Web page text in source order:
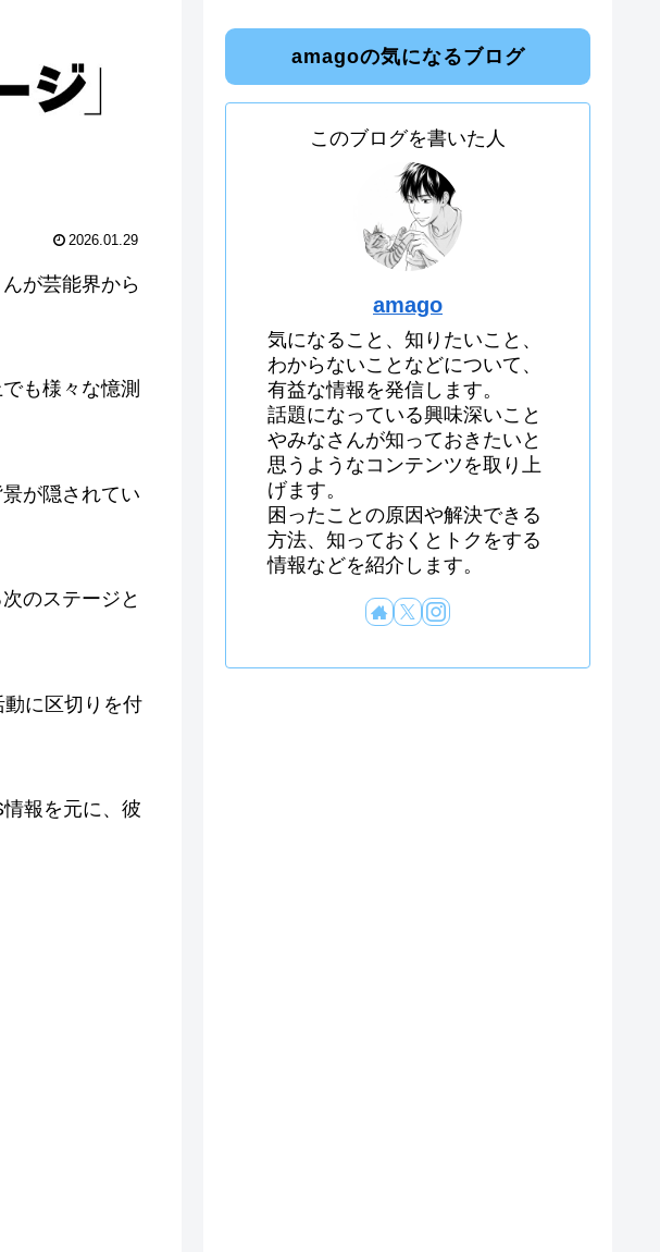
2026.01.29
が芸能界から
も様々な憶測
が隠されてい
のステージと
に区切りを付
報を元に、彼
amagoの気になるブログ
このブログを書いた人
amago
気になること、知りたいこと、
わからないことなどについて、
有益な情報を発信します。
話題になっている興味深いこと
やみなさんが知っておきたいと
思うようなコンテンツを取り上
げます。
困ったことの原因や解決できる
方法、知っておくとトクをする
情報などを紹介します。